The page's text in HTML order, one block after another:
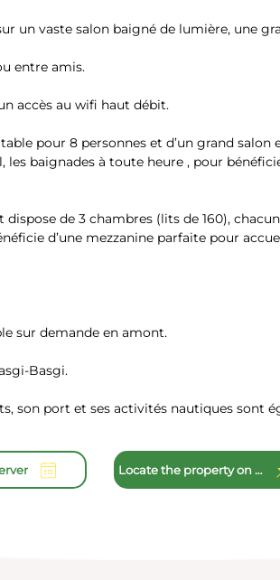
un vaste salon baigné de lumière, une
entre amis.
accès au wifi haut débit.
pour 8 personnes et d’un grand salon
les baignades à toute heure , pour
de 3 chambres (lits de 160),
d’une mezzanine parfaite pour
sur demande en amont.
Basgi.
son port et ses activités nautiques sont
Locate the property on